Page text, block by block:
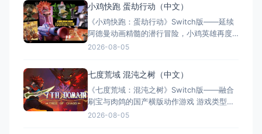
持跨平台联机与全区中文，2025年11月5日
全平台发售，Switch港服约73
小鸡快跑 蛋劫行动（中文）
《小鸡快跑：蛋劫行动》Switch版——延续
阿德曼动画精髓的潜行冒险，小鸡英雄再度
集结 游戏类型：动作冒险类（潜行 × 动作平
定名） 港台名称：落跑雞：蛋劫行動（官方
繁体中文定名） 美国名称：Chicke
2026-08-05
七度荒域 混沌之树（中文）
《七度荒域：混沌之树》Switch版——融合
刷宝与肉鸽的国产横版动作游戏 游戏类型：
动作冒险类（2D横版动作 × Roguelike × 类
2026-08-05